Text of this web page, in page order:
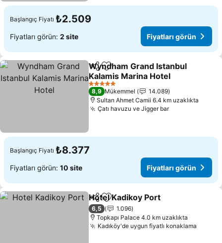
Başlangıç Fiyatı ₺2.509
Fiyatları görün: 2 site Fiyatları görün
PaylaşFavorilerime ekle
Wyndham Grand Istanbul
Kalamis Marina Hotel
5 Yıldız
8,9 Mükemmel
14.089
Sultan Ahmet Camii 6.4 km uzaklıkta
Çatı havuzu ve Jigger bar
Başlangıç Fiyatı ₺8.377
Fiyatları görün: 10 site Fiyatları görün
PaylaşFavorilerime ekle
Hotel Kadikoy Port
6,5
1.096
Topkapı Palace 4.0 km uzaklıkta
Kadıköy'de uygun fiyatlı konaklama